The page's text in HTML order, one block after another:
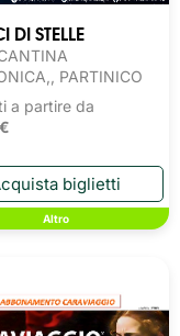
DI STELLE
PARTINICO
a partire da
Altro